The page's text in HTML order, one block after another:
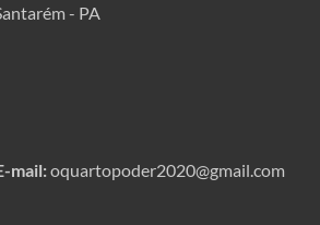
- PA
mail:oquartopoder2020@gmail.com